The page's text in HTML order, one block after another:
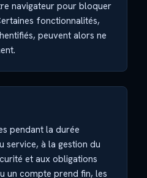
navigateur pour bloquer
fonctionnalités,
peuvent alors ne
pendant la durée
service, à la gestion du
et aux obligations
un compte prend fin, les